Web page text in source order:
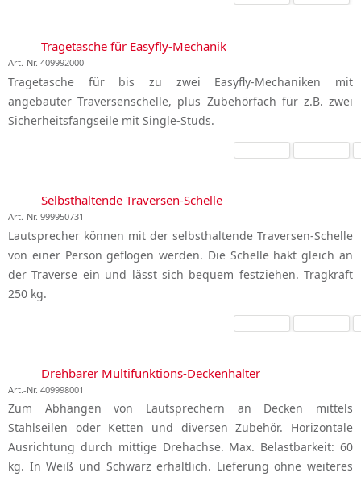
Tragetasche für Easyfly-Mechanik
Art.-Nr. 409992000
Tragetasche für bis zu zwei Easyfly-Mechaniken mit
angebauter Traversenschelle, plus Zubehörfach für z.B. zwei
Sicherheitsfangseile mit Single-Studs.
Selbsthaltende Traversen-Schelle
Art.-Nr. 999950731
Lautsprecher können mit der selbsthaltende Traversen-Schelle
von einer Person geflogen werden. Die Schelle hakt gleich an
der Traverse ein und lässt sich bequem festziehen. Tragkraft
250 kg.
Drehbarer Multifunktions-Deckenhalter
Art.-Nr. 409998001
Zum Abhängen von Lautsprechern an Decken mittels
Stahlseilen oder Ketten und diversen Zubehör. Horizontale
Ausrichtung durch mittige Drehachse. Max. Belastbarkeit: 60
kg. In Weiß und Schwarz erhältlich. Lieferung ohne weiteres